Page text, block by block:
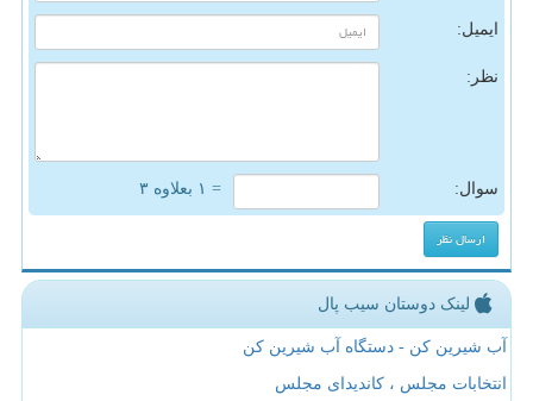
ایمیل:
نظر:
سوال: = ۱ بعلاوه ۳
لینک دوستان سیب پال
آب شیرین کن - دستگاه آب شیرین کن
انتخابات مجلس ، کاندیدای مجلس